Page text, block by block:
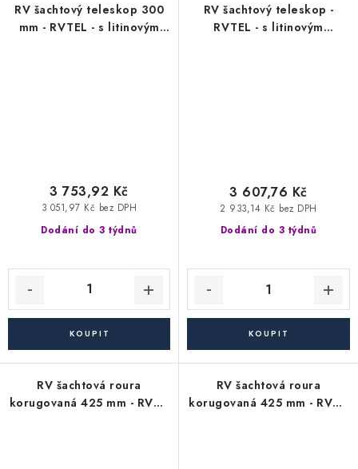
RV šachtový teleskop 300
mm - RVTEL - s litinovým
Dodání do 3 týdnů
3 051,97 Kč bez DPH
3 753,92 Kč
RV šachtový teleskop -
RVTEL - s litinovým
Dodání do 3 týdnů
2 933,14 Kč bez DPH
3 607,76 Kč
RV šachtová roura
korugovaná 425 mm - RVT -
RV šachtová roura
korugovaná 425 mm - RVT -